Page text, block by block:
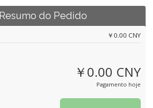
Resumo do Pedido
￥0.00 CNY
￥0.00 CNY
Pagamento hoje